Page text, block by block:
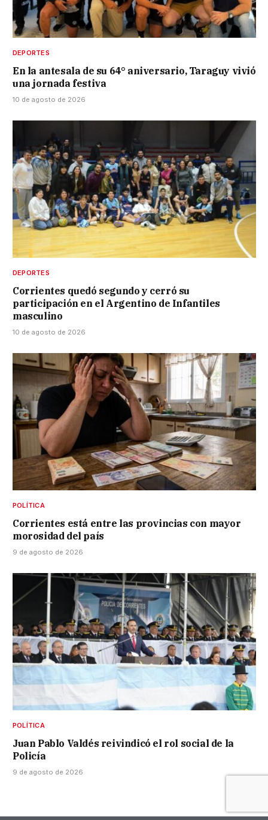
DEPORTES
En la antesala de su 64° aniversario, Taraguy vivió
una jornada festiva
10 de agosto de 2026
DEPORTES
Corrientes quedó segundo y cerró su
participación en el Argentino de Infantiles
masculino
10 de agosto de 2026
POLÍTICA
Corrientes está entre las provincias con mayor
morosidad del país
9 de agosto de 2026
POLÍTICA
Juan Pablo Valdés reivindicó el rol social de la
Policía
9 de agosto de 2026